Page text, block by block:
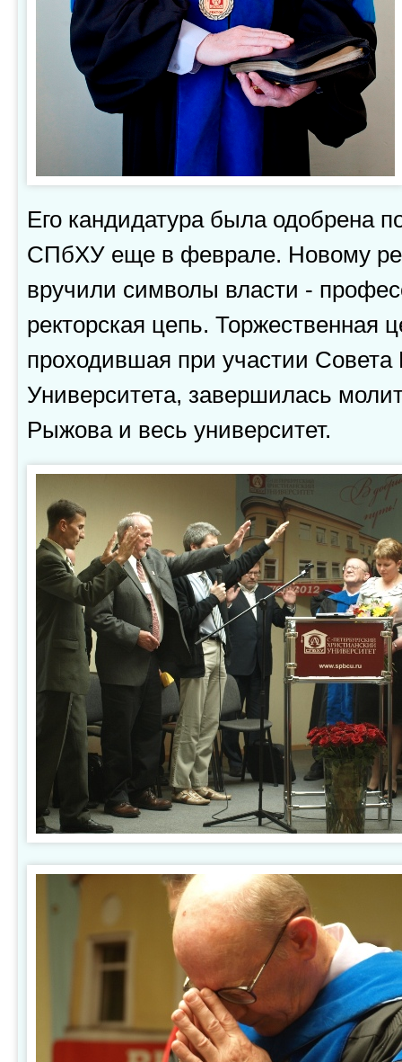
Его кандидатура была одобрена
СПбХУ еще в феврале. Новому
вручили символы власти -
ректорская цепь. Торжественная
проходившая при участии Совета
Университета, завершилась
Рыжова и весь университет.